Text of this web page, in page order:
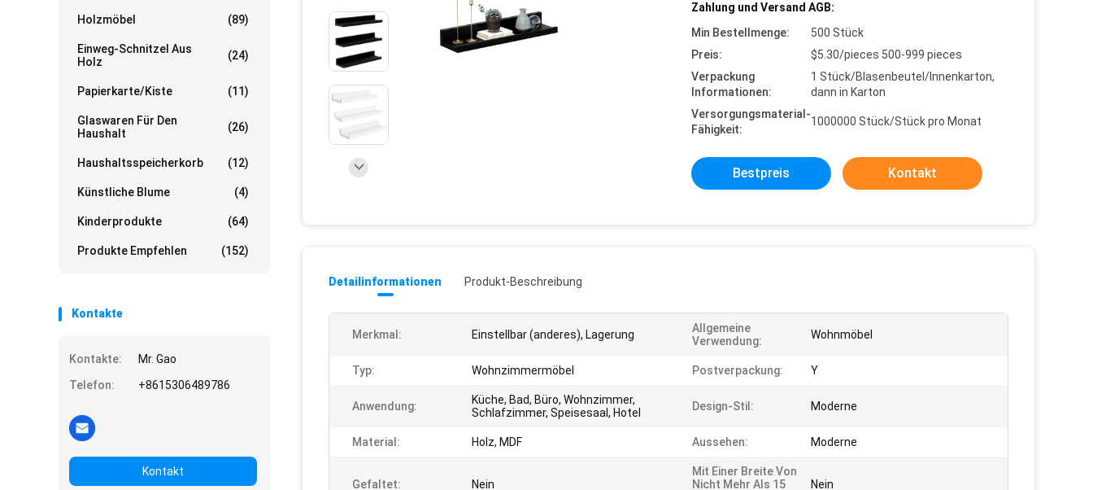
Holzmöbel (89)
Einweg-Schnitzel Aus
Holz
(24)
Papierkarte/Kiste (11)
Glaswaren Für Den
Haushalt
(26)
Haushaltsspeicherkorb (12)
Künstliche Blume (4)
Kinderprodukte (64)
Produkte Empfehlen (152)
Kontakte
Kontakte:
Mr. Gao
Telefon:
+8615306489786
Kontakt
Zahlung und Versand AGB:
Min Bestellmenge:
500 Stück
Preis:
$5.30/pieces 500-999 pieces
Verpackung
Informationen:
1 Stück/Blasenbeutel/Innenkarton,
dann in Karton
Versorgungsmaterial-
Fähigkeit:
1000000 Stück/Stück pro Monat
Bestpreis Kontakt
Detailinformationen Produkt-Beschreibung
Merkmal: Einstellbar (anderes), Lagerung
Allgemeine
Verwendung:
Wohnmöbel
Typ: Wohnzimmermöbel Postverpackung: Y
Anwendung:
Küche, Bad, Büro, Wohnzimmer,
Schlafzimmer, Speisesaal, Hotel
Design-Stil: Moderne
Material: Holz, MDF Aussehen: Moderne
Gefaltet: Nein
Mit Einer Breite Von
Nicht Mehr Als 15
Nein